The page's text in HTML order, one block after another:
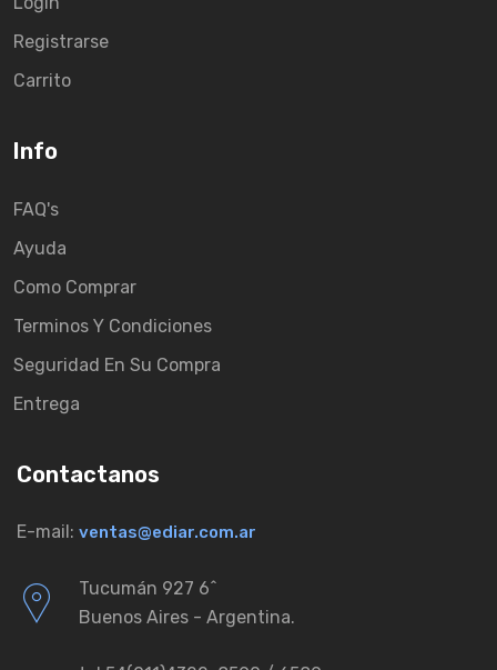
Registrarse
Carrito
Info
FAQ's
Ayuda
Como Comprar
Terminos Y Condiciones
Seguridad En Su Compra
Entrega
Contactanos
E-mail: ventas@ediar.com.ar
Tucumán 927 6ˆ
Buenos Aires - Argentina.